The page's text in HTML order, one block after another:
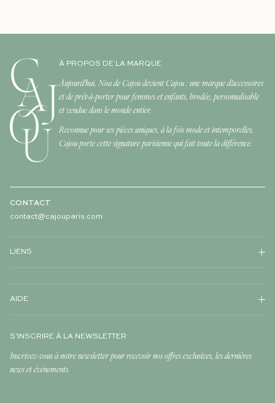
À PROPOS DE LA MARQUE
Aujourd'hui, Noa de Cajou devient Cajou : une marque d'accessoires
et de prêt-à-porter pour femmes et enfants, brodée, personnalisable
et vendue dans le monde entier.
Reconnue pour ses pièces uniques, à la fois mode et intemporelles,
Cajou porte cette signature parisienne qui fait toute la différence.
CONTACT
contact@cajouparis.com
LIENS
AIDE
S'INSCRIRE À LA NEWSLETTER
Inscrivez-vous à notre newsletter pour recevoir nos offres exclusives, les dernières
news et événements.